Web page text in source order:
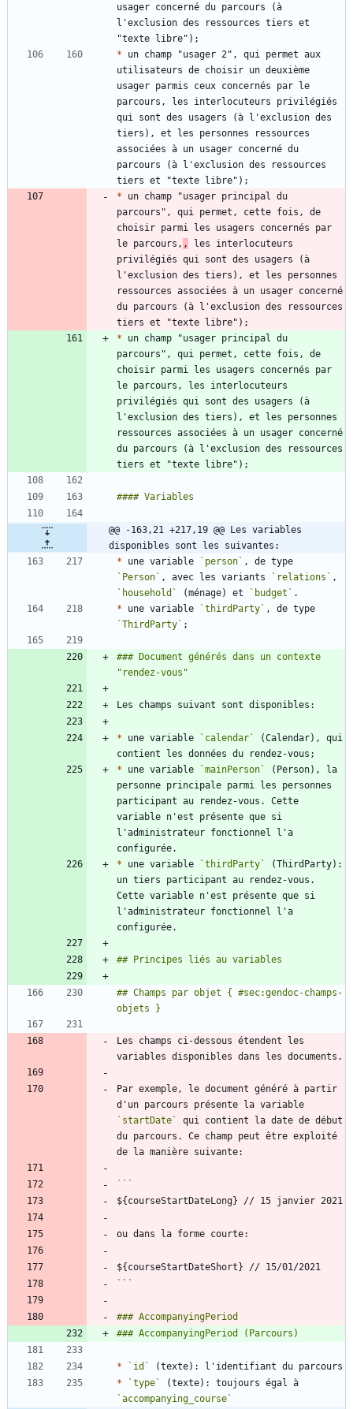
usager concerné du parcours (à
l'exclusion des ressources tiers et
* un champ "usager 2", qui permet aux
utilisateurs de choisir un deuxième
usager parmis ceux concernés par le
parcours, les interlocuteurs privilégiés
qui sont des usagers (à l'exclusion des
tiers), et les personnes ressources
associées à un usager concerné du
parcours (à l'exclusion des ressources
* un champ "usager principal du
parcours", qui permet, cette fois, de
choisir parmi les usagers concernés par
le parcours, ,
les interlocuteurs
privilégiés qui sont des usagers (à
l'exclusion des tiers), et les personnes
ressources associées à un usager concerné
du parcours (à l'exclusion des ressources
* un champ "usager principal du
parcours", qui permet, cette fois, de
choisir parmi les usagers concernés par
le parcours, les interlocuteurs
privilégiés qui sont des usagers (à
l'exclusion des tiers), et les personnes
ressources associées à un usager concerné
du parcours (à l'exclusion des ressources
@@ -163,21 +217,19 @@ Les variables
disponibles sont les suivantes:
* une variable `person`
`Person` , avec les variants `relations`
`household`
(ménage) et `budget`
* une variable `thirdParty`
`ThirdParty`
### Document générés dans un contexte
* une variable `calendar`
(Calendar), qui
* une variable `mainPerson`
(Person), la
personne principale parmi les personnes
participant au rendez-vous. Cette
variable n'est présente que si
l'administrateur fonctionnel l'a
* une variable `thirdParty`
(ThirdParty):
un tiers participant au rendez-vous.
Cette variable n'est présente que si
l'administrateur fonctionnel l'a
## Champs par objet { #sec:gendoc-champs-
Les champs ci-dessous étendent les
Par exemple, le document généré à partir
`startDate`
qui contient la date de début
du parcours. Ce champ peut être exploité
```
* `id`
*
`type`
`accompanying_course`